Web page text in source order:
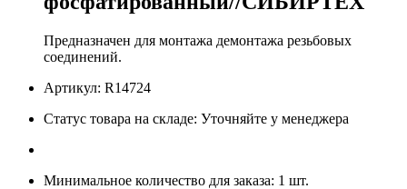
Предназначен для монтажа демонтажа резьбовых
соединений.
Артикул: R14724
Статус товара на складе: Уточняйте у менеджера
Минимальное количество для заказа: 1 шт.